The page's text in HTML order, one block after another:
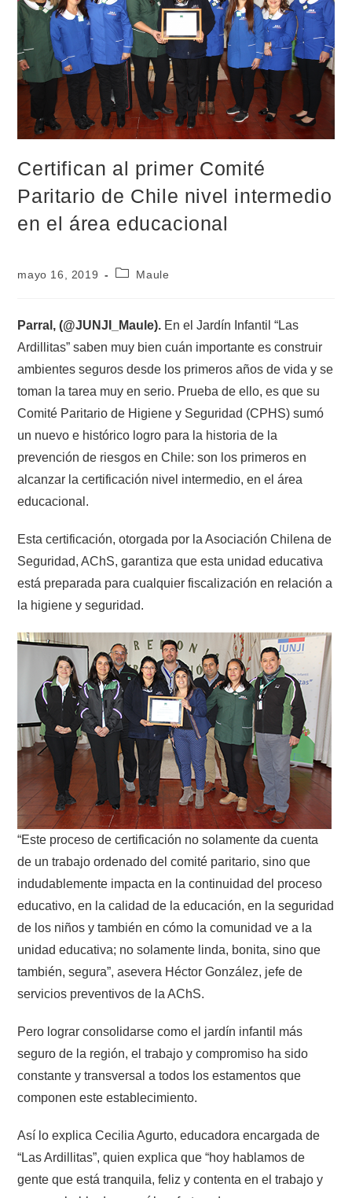
Certifican al primer Comité
Paritario de Chile nivel intermedio
en el área educacional
mayo 16, 2019 Maule
Parral, (@JUNJI_Maule). En el Jardín Infantil “Las
Ardillitas” saben muy bien cuán importante es construir
ambientes seguros desde los primeros años de vida y se
toman la tarea muy en serio. Prueba de ello, es que su
Comité Paritario de Higiene y Seguridad (CPHS) sumó
un nuevo e histórico logro para la historia de la
prevención de riesgos en Chile: son los primeros en
alcanzar la certificación nivel intermedio, en el área
educacional.
Esta certificación, otorgada por la Asociación Chilena de
Seguridad, AChS, garantiza que esta unidad educativa
está preparada para cualquier fiscalización en relación a
la higiene y seguridad.
“Este proceso de certificación no solamente da cuenta
de un trabajo ordenado del comité paritario, sino que
indudablemente impacta en la continuidad del proceso
educativo, en la calidad de la educación, en la seguridad
de los niños y también en cómo la comunidad ve a la
unidad educativa; no solamente linda, bonita, sino que
también, segura”, asevera Héctor González, jefe de
servicios preventivos de la AChS.
Pero lograr consolidarse como el jardín infantil más
seguro de la región, el trabajo y compromiso ha sido
constante y transversal a todos los estamentos que
componen este establecimiento.
Así lo explica Cecilia Agurto, educadora encargada de
“Las Ardillitas”, quien explica que “hoy hablamos de
gente que está tranquila, feliz y contenta en el trabajo y